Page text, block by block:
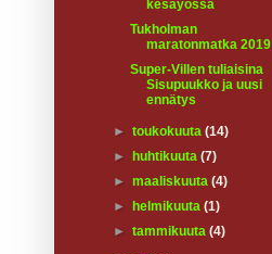
kesäyössä
Tukholman
maratonmatka 2019
Super-Villen tuliaisina
Sisupuukko ja uusi
ennätys
►toukokuuta(14)
►
huhtikuuta(7)
►maaliskuuta(4)
►
helmikuuta(1)
►tammikuuta(4)